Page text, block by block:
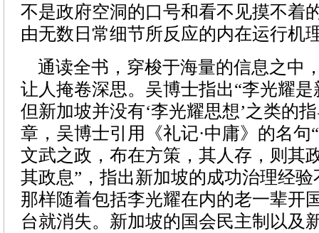
不是政府空洞的口号和看不见摸不着
由无数日常细节所反应的内在运行机
通读全书，穿梭于海量的信息之中
让人掩卷深思。吴博士指出“李光耀
但新加坡并没有‘李光耀思想’之类的
章，吴博士引用《礼记·中庸》的名句
文武之政，布在方策，其人存，则其
其政息”，指出新加坡的成功治理经
那样随着包括李光耀在内的老一辈开
台就消失。新加坡的国会民主制以及